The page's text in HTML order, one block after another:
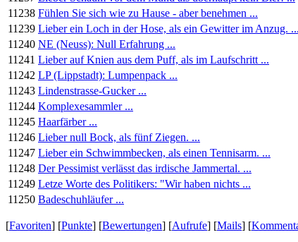
11238 Fühlen Sie sich wie zu Hause - aber benehmen ...
11239 Lieber ein Loch in der Hose, als ein Gewitter im Anzug. ...
11240 NE (Neuss): Null Erfahrung ...
11241 Lieber auf Knien aus dem Puff, als im Laufschritt ...
11242 LP (Lippstadt): Lumpenpack ...
11243 Lindenstrasse-Gucker ...
11244 Komplexesammler ...
11245 Haarfärber ...
11246 Lieber null Bock, als fünf Ziegen. ...
11247 Lieber ein Schwimmbecken, als einen Tennisarm. ...
11248 Der Pessimist verlässt das irdische Jammertal. ...
11249 Letze Worte des Politikers: "Wir haben nichts ...
11250 Badeschuhläufer ...
[Favoriten] [Punkte] [Bewertungen] [Aufrufe] [Mails] [